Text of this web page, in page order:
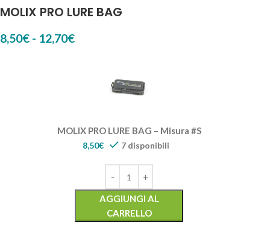
MOLIX PRO LURE BAG
8,50€ - 12,70€
MOLIX PRO LURE BAG – Misura #S
8,50€ 7 disponibili
AGGIUNGI AL
CARRELLO